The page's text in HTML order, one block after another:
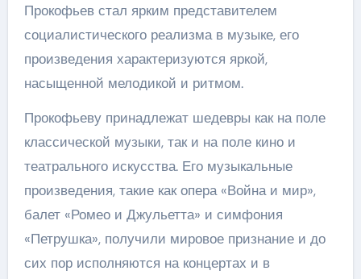
Прокофьев стал ярким представителем
социалистического реализма в музыке, его
произведения характеризуются яркой,
насыщенной мелодикой и ритмом.
Прокофьеву принадлежат шедевры как на поле
классической музыки, так и на поле кино и
театрального искусства. Его музыкальные
произведения, такие как опера «Война и мир»,
балет «Ромео и Джульетта» и симфония
«Петрушка», получили мировое признание и до
сих пор исполняются на концертах и в